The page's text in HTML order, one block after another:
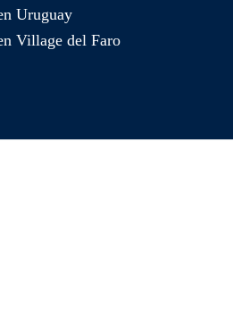
Uruguay
Village del Faro